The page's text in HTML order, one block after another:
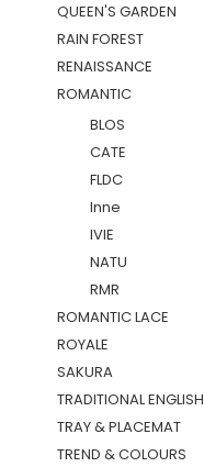
QUEEN'S GARDEN
RAIN FOREST
RENAISSANCE
ROMANTIC
BLOS
CATE
FLDC
Inne
IVIE
NATU
RMR
ROMANTIC LACE
ROYALE
SAKURA
TRADITIONAL ENGLISH
TRAY & PLACEMAT
TREND & COLOURS